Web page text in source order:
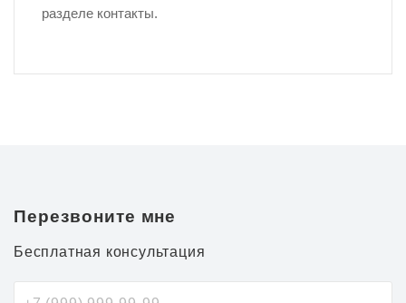
разделе контакты.
Перезвоните мне
Бесплатная консультация